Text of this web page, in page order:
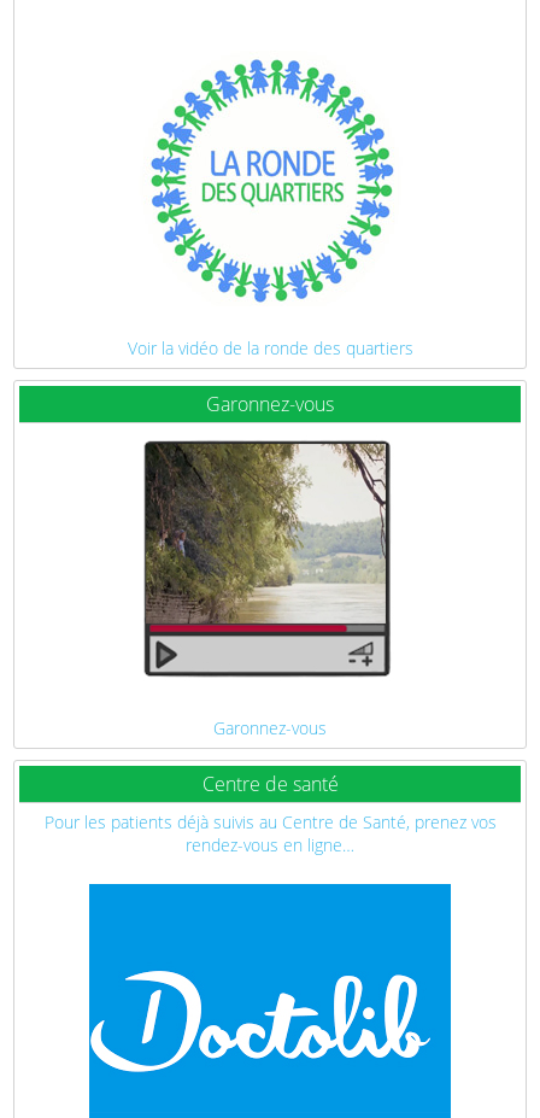
Voir la vidéo de la ronde des quartiers
Garonnez-vous
Garonnez-vous
Centre de santé
Pour les patients déjà suivis au Centre de Santé, prenez vos
rendez-vous en ligne…